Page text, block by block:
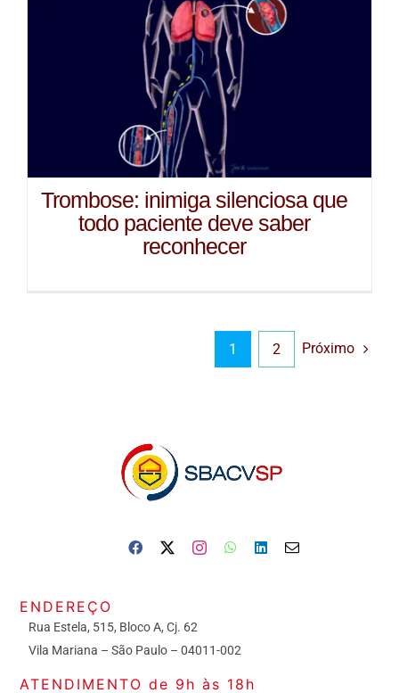
Trombose: inimiga silenciosa que
todo paciente deve saber
reconhecer
1 2 Próximo
ENDEREÇO
Rua Estela, 515, Bloco A, Cj. 62
Vila Mariana – São Paulo – 04011-002
ATENDIMENTO de 9h às 18h